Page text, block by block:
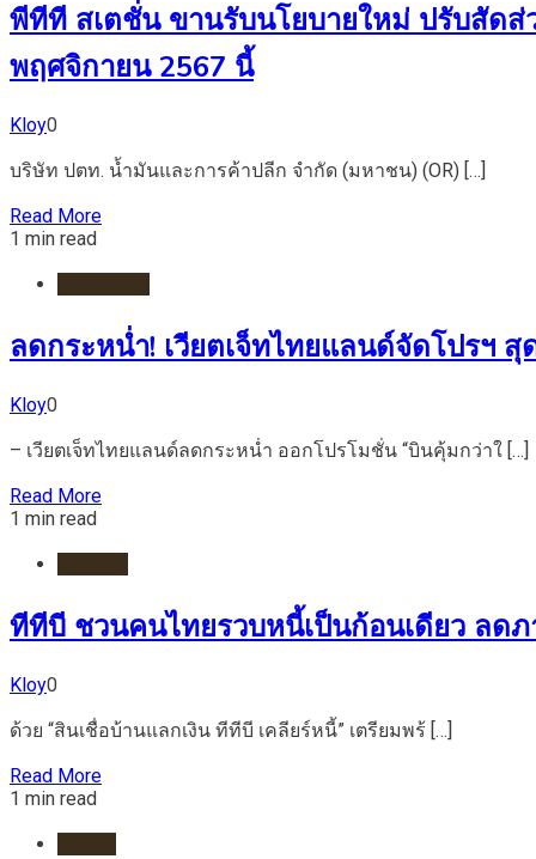
พีทีที สเตชั่น ขานรับนโยบายใหม่ ปรับสัด
พฤศจิกายน 2567 นี้
Kloy0
บริษัท ปตท. น้ำมันและการค้าปลีก จำกัด (มหาชน) (OR) […]
Read More
1 min read
ลดกระหน่ำ! เวียตเจ็ทไทยแลนด์จัดโปรฯ
Kloy0
– เวียตเจ็ทไทยแลนด์ลดกระหน่ำ ออกโปรโมชั่น “บินคุ้มกว่าใ […]
Read More
1 min read
ทีทีบี ชวนคนไทยรวบหนี้เป็นก้อนเดียว ลดภ
Kloy0
ด้วย “สินเชื่อบ้านแลกเงิน ทีทีบี เคลียร์หนี้” เตรียมพร้ […]
Read More
1 min read